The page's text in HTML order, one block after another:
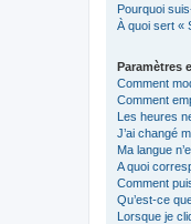
Pourquoi
À quoi sert «
Paramètres
Comment
Comment
Les heures
J’ai changé
Ma langue
A quoi
Comment
Qu’est-ce
Lorsque je